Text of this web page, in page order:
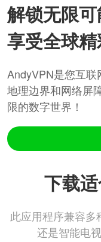
解锁无限可
享受全球精
AndyVPN是您互
地理边界和网络屏
限的数字世界！
下载
此应用程序兼容
还是智能电